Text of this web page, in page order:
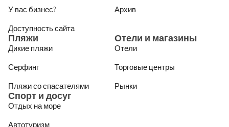
У вас бизнес?
Доступность сайта
Архив
Пляжи
Дикие пляжи
Серфинг
Пляжи со спасателями
Отели и магазины
Отели
Торговые центры
Рынки
Спорт и досуг
Отдых на море
Автотуризм